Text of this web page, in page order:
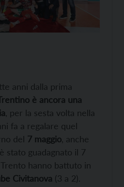
anni dalla prima
è ancora una
, per la sesta volta nella
fa a regalare quel
del 7 maggio , anche
stato guadagnato il 7
hanno battuto in
Civitanova (3 a 2).